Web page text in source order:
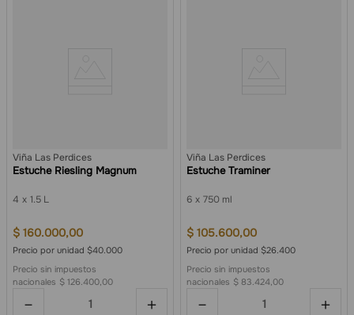
Viña Las Perdices
Estuche Riesling Magnum
4 1.5 L
$ 160.000,00
Precio por unidad $40.000
Precio sin impuestos
nacionales $ 126.400,00
＋
－
Viña Las Perdices
Estuche Traminer
6 750 ml
$ 105.600,00
Precio por unidad $26.400
Precio sin impuestos
nacionales $ 83.424,00
＋
－